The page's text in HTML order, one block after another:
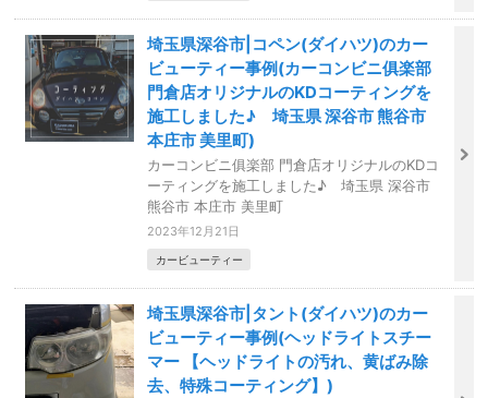
埼玉県深谷市|コペン(ダイハツ)のカー
ビューティー事例(カーコンビニ俱楽部
門倉店オリジナルのKDコーティングを
施工しました♪ 埼玉県 深谷市 熊谷市
本庄市 美里町)
カーコンビニ俱楽部 門倉店オリジナルのKDコ
ーティングを施工しました♪ 埼玉県 深谷市
熊谷市 本庄市 美里町
2023年12月21日
カービューティー
埼玉県深谷市|タント(ダイハツ)のカー
ビューティー事例(ヘッドライトスチー
マー 【ヘッドライトの汚れ、黄ばみ除
去、特殊コーティング】)